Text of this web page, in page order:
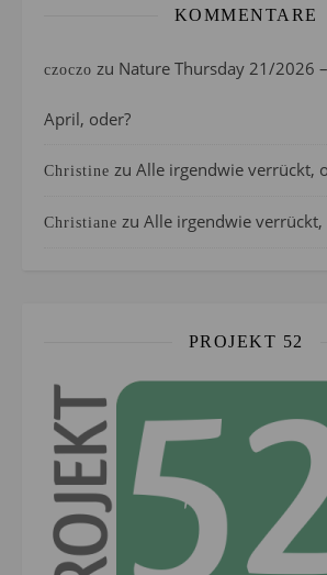
KOMMENTARE
czoczo zu Nature Thursday 21/2026
April, oder?
Christine zu Alle irgendwie verrückt,
Christiane zu Alle irgendwie verrückt,
PROJEKT 52